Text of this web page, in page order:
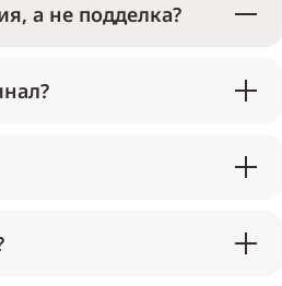
а не подделка?